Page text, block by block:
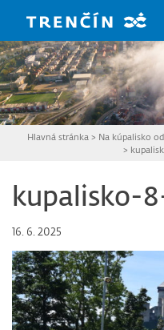
Hlavná stránka > Na kúpalisko
>
kupalisko-
16. 6. 2025